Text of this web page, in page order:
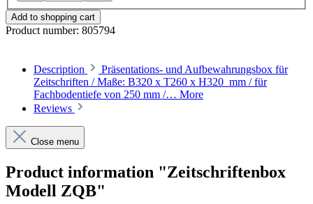
Add to shopping cart
Product number: 805794
Description
Präsentations- und Aufbewahrungsbox für
Zeitschriften / Maße: B320 x T260 x H320 mm / für
Fachbodentiefe von 250 mm /… More
Reviews
Close menu
Product information "Zeitschriftenbox
Modell ZQB"